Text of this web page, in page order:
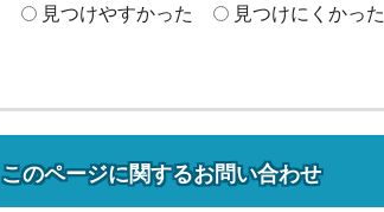
見つけやすかった
見つけにくかった
このページに関するお問い合わせ